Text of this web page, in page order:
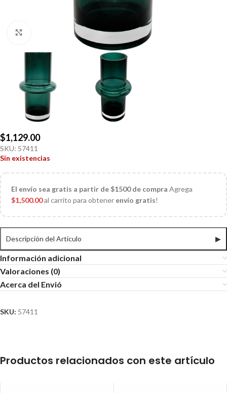
Click to enlarge
$1,129.00
SKU: 57411
Sin existencias
El envío sea gratis a partir de $1500 de compra Agrega
$1,500.00al carrito para obtener envío gratis!
Descripción del Articulo ▶
Información adicional
Valoraciones (0)
Acerca del Envió
SKU: 57411
Productos relacionados con este artículo